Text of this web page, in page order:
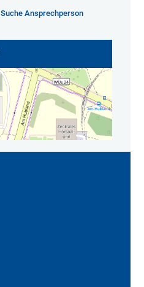
Suche Ansprechperson